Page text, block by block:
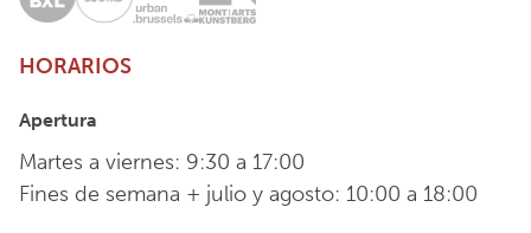
HORARIOS
Apertura
Martes a viernes: 9:30 a 17:00
Fines de semana + julio y agosto: 10:00 a 18:00